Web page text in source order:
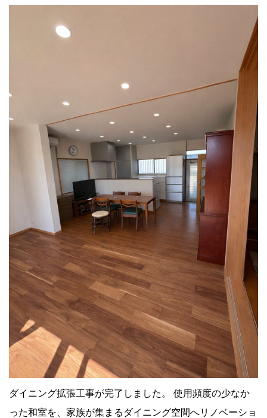
ダイニング拡張工事が完了しました。 使用頻度の少なか
った和室を、家族が集まるダイニング空間へリノベーショ